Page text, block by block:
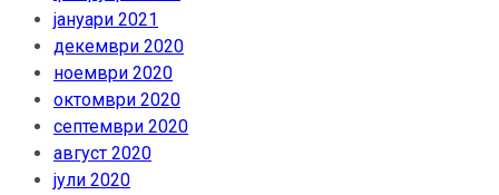
јануари 2021
декември 2020
ноември 2020
октомври 2020
септември 2020
август 2020
јули 2020